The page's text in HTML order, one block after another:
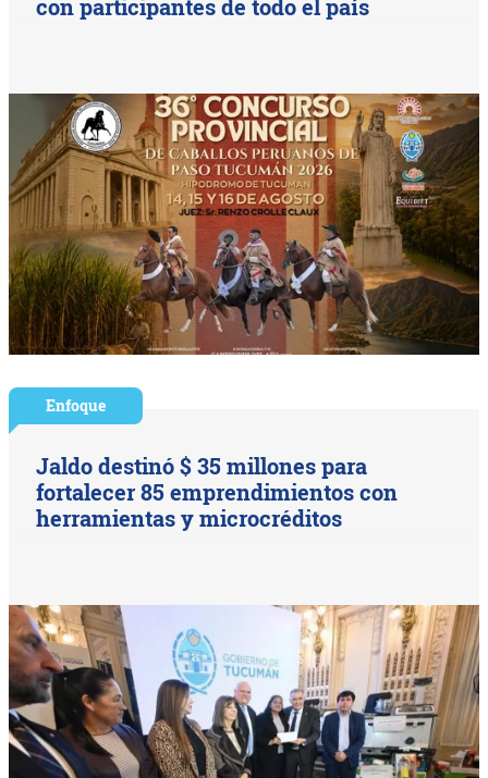
con participantes de todo el país
Enfoque
Jaldo destinó $ 35 millones para
fortalecer 85 emprendimientos con
herramientas y microcréditos